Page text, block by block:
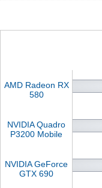
AMD Radeon RX
580
NVIDIA Quadro
P3200 Mobile
NVIDIA GeForce
GTX 690